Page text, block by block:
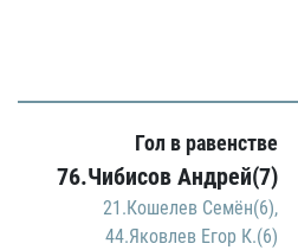
Гол в равенстве
76.Чибисов Андрей(7)
21.Кошелев Семён(6),
44.Яковлев Егор К.(6)